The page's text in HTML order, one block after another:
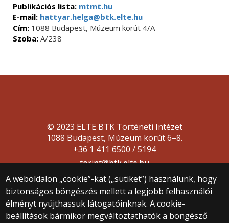
Publikációs lista: mtmt.hu
E-mail: hattyar.helga@btk.elte.hu
Cím: 1088 Budapest, Múzeum körút 4/A
Szoba: A/238
A weboldalon „cookie”-kat („sütiket”) használunk, hogy
biztonságos böngészés mellett a legjobb felhasználói
élményt nyújthassuk látogatóinknak. A cookie-
beállítások bármikor megváltoztathatók a böngésző
© 2023 ELTE BTK Történeti Intézet
1088 Budapest, Múzeum körút 6–8.
+36 1 411 6500 / 5194
torint@btk.elte.hu